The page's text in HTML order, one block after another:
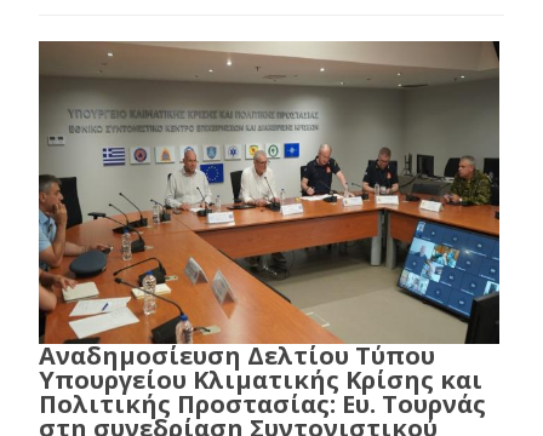
Αναδημοσίευση Δελτίου Τύπου
Υπουργείου Κλιματικής Κρίσης και
Πολιτικής Προστασίας: Ευ. Τουρνάς
στη συνεδρίαση Συντονιστικού